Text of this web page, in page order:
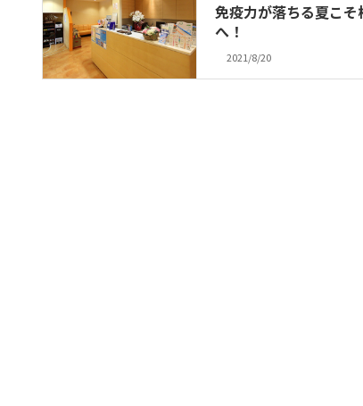
免疫力が落ちる夏こそ
へ！
2021/8/20